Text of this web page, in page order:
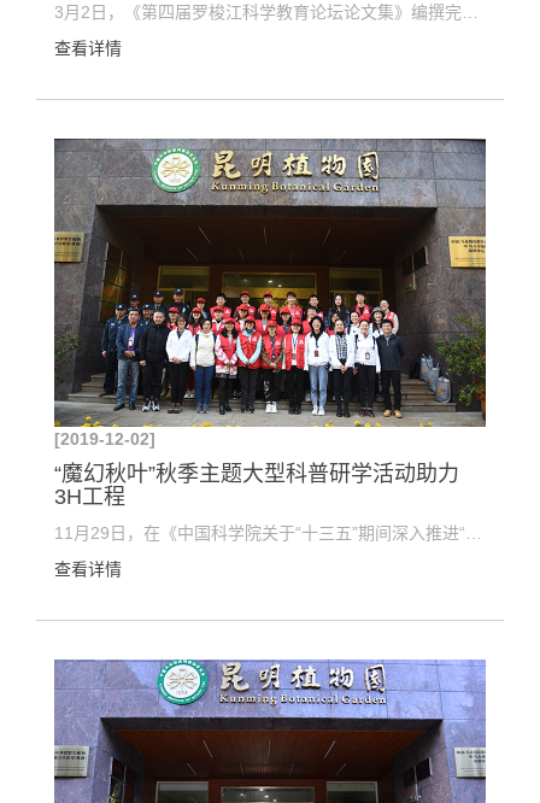
查看详情
[2019-12-02]
“魔幻秋叶”秋季主题大型科普研学活动助力
3H工程
查看详情